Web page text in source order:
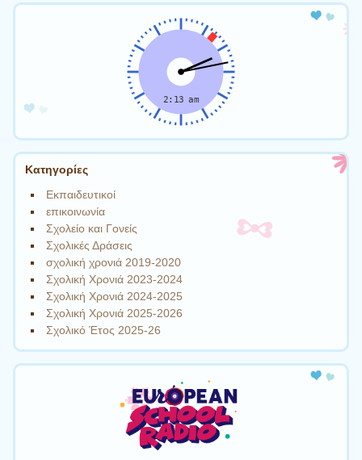
Kατηγορίες
Εκπαιδευτικοί
επικοινωνία
Σχολείο και Γονείς
Σχολικές Δράσεις
σχολική χρονιά 2019-2020
Σχολική Χρονιά 2023-2024
Σχολική Χρονιά 2024-2025
Σχολική Χρονιά 2025-2026
Σχολικό Έτος 2025-26